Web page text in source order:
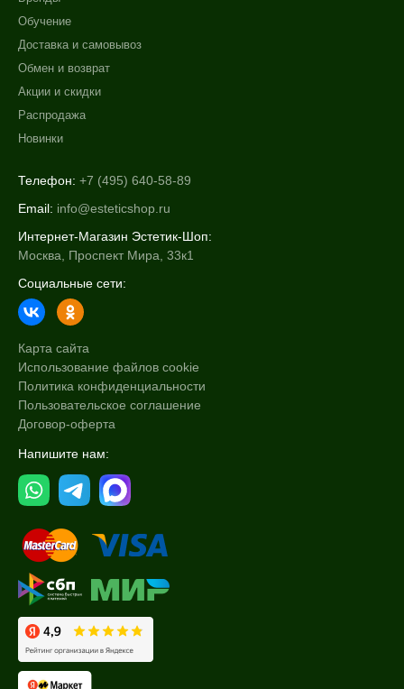
Обучение
Доставка и самовывоз
Обмен и возврат
Акции и скидки
Распродажа
Новинки
Телефон: +7 (495) 640-58-89
Email: info@esteticshop.ru
Интернет-Магазин Эстетик-Шоп:
Москва, Проспект Мира, 33к1
Социальные сети:
Карта сайта
Использование файлов cookie
Политика конфиденциальности
Пользовательское соглашение
Договор-оферта
Напишите нам: